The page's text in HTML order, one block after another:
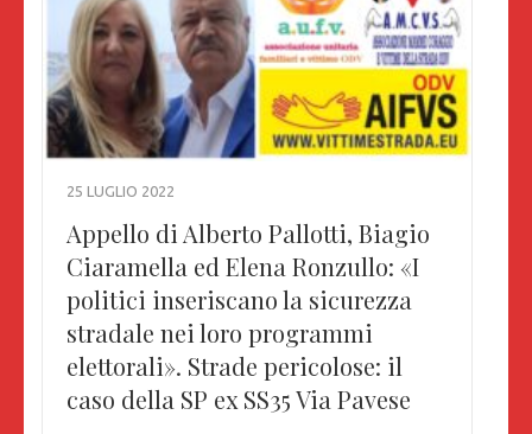
25 LUGLIO 2022
Appello di Alberto Pallotti, Biagio
Ciaramella ed Elena Ronzullo: «I
politici inseriscano la sicurezza
stradale nei loro programmi
elettorali». Strade pericolose: il
caso della SP ex SS35 Via Pavese